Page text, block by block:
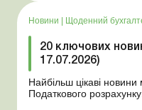
Новини Щоденний
20 ключових
17.07.2026)
Найбільш цікаві
Податкового